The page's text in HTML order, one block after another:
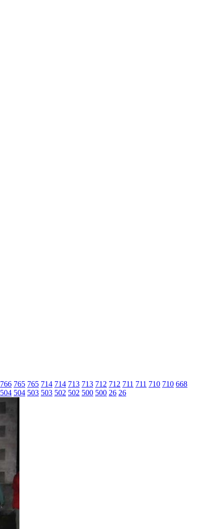
766 765 765 714 714 713 713 712 712 711 711 710 710 668
504 504 503 503 502 502 500 500 26 26